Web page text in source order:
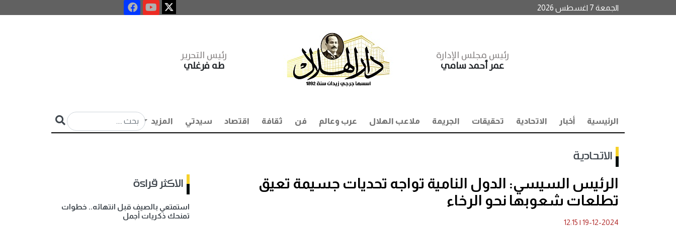
الجمعة 7 اغسطس 2026
رئيس مجلس الإدارة
عمر أحمد سامي
رئيس التحرير
طه فرغلي
الرئيسية أخبار الاتحادية تحقيقات الجريمة ملاعب الهلال عرب وعالم فن ثقافة اقتصاد سيدتي المزيد
الاتحادية
الرئيس السيسي: الدول النامية تواجه تحديات جسيمة تعيق
تطلعات شعوبها نحو الرخاء
19-12-2024
|
12:15
الاكثر قراءة
استمتعي بالصيف قبل انتهائه.. خطوات
تمنحك ذكريات أجمل